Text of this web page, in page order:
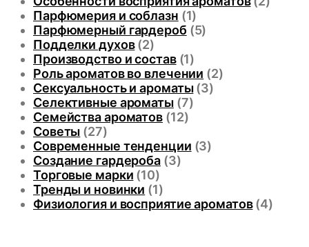
Парфюмерия и соблазн (1)
Парфюмерный гардероб (5)
Подделки духов(2)
Производство и состав(1)
Роль ароматов во влечении (2)
Сексуальность и ароматы(3)
Селективные ароматы(7)
Семейства ароматов(12)
Советы (27)
Современные тенденции (3)
Создание гардероба(3)
Торговые марки (10)
Тренды и новинки (1)
Физиология и восприятие ароматов(4)